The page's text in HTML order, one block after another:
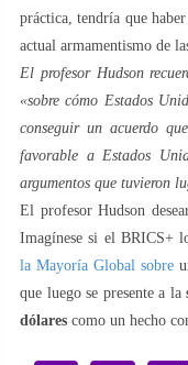
práctica, tendría que
actual armamentismo de
El profesor Hudson
«sobre cómo Estados
conseguir un acuerdo
favorable a Estados
argumentos que tuvieron
El profesor Hudson
Imagínese si el BRICS+
la Mayoría Global sobre
que luego se presente a la
dólares como un hecho